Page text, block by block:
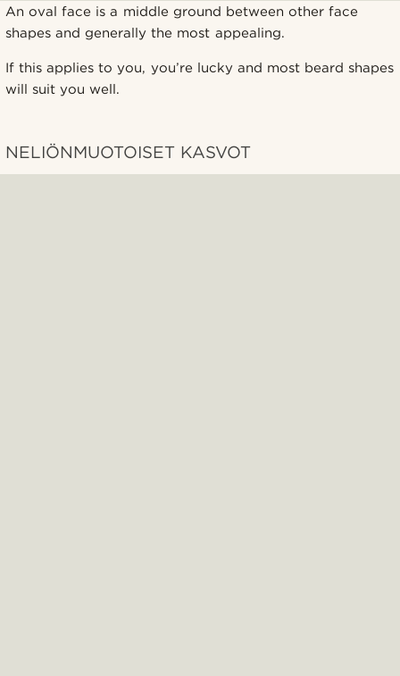
An oval face is a middle ground between other face
shapes and generally the most appealing.
If this applies to you, you’re lucky and most beard shapes
will suit you well.
NELIÖNMUOTOISET KASVOT